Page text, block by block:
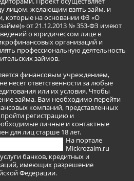
лицом, желающим взять займ, и
которые на основании ФЗ «О
от 21.12.2013 № 353-ФЗ имеют
о юридическом лице в
организаций и
профессиональную деятельность
займов.
финансовым учреждением,
несёт ответственности за любые
или их условия. Чтобы
займа, Вам необходимо перейти
компаний, представленных
регистрацию и
личные и контактные
для лиц старше 18 лет.
На портале
Mickrozaim.ru
банков, кредитных и
имеющих разрешение
Федерации.